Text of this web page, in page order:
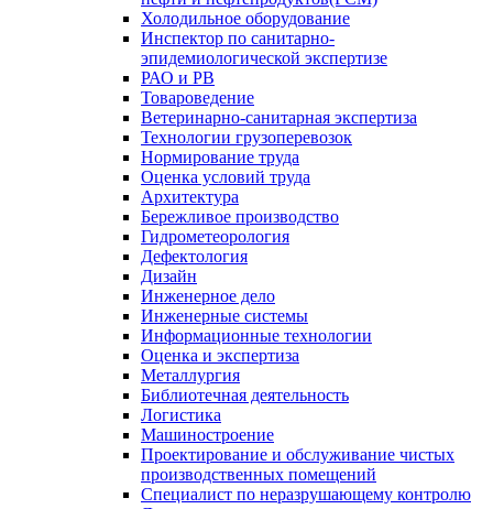
Холодильное оборудование
Инспектор по санитарно-
эпидемиологической экспертизе
РАО и РВ
Товароведение
Ветеринарно-санитарная экспертиза
Технологии грузоперевозок
Нормирование труда
Оценка условий труда
Архитектура
Бережливое производство
Гидрометеорология
Дефектология
Дизайн
Инженерное дело
Инженерные системы
Информационные технологии
Оценка и экспертиза
Металлургия
Библиотечная деятельность
Логистика
Машиностроение
Проектирование и обслуживание чистых
производственных помещений
Специалист по неразрушающему контролю